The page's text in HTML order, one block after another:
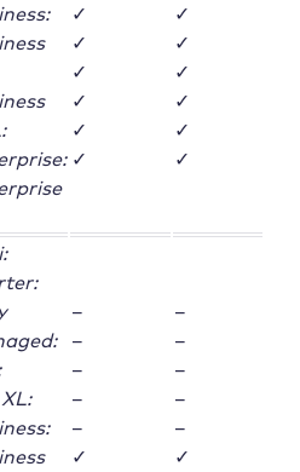
✓
✓
✓
✓
✓
✓
✓
✓
✓
✓
✓
✓
–
–
–
–
–
✓
–
–
–
–
–
✓